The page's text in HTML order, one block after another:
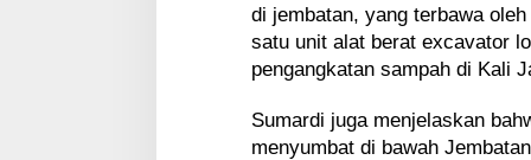
di jembatan, yang terbawa
satu unit alat berat excavator
pengangkatan sampah di Kali
Sumardi juga menjelaskan
menyumbat di bawah